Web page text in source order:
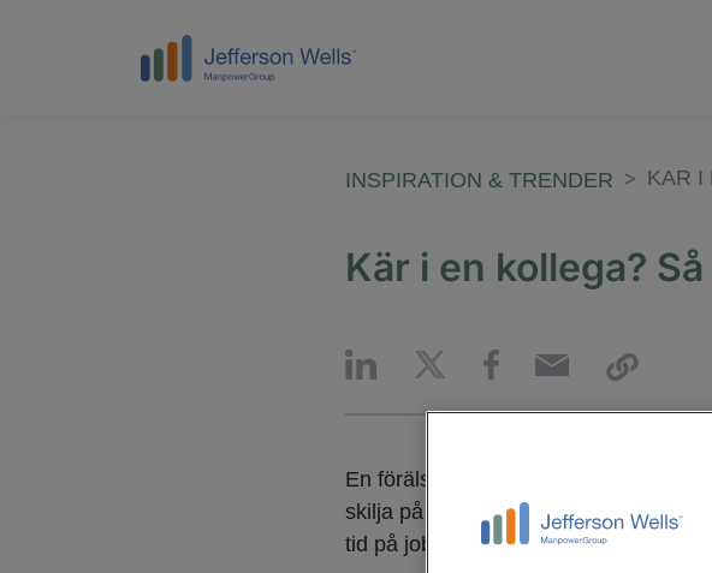
INSPIRATION & TRENDER KAR I
Kär i en kollega?
En förälskelse på jobbet kan vara
skilja på kärlek och flirt. Eftersom vi
tid på jobbet är det inte konstigt att vi